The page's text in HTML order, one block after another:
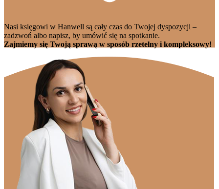
Nasi księgowi w Hanwell są cały czas do Twojej dyspozycji –
zadzwoń albo napisz, by umówić się na spotkanie.
Zajmiemy się Twoją sprawą w sposób rzetelny i kompleksowy!